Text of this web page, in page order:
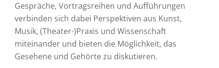
Gespräche, Vortragsreihen und Aufführungen
verbinden sich dabei Perspektiven aus Kunst,
Musik, (Theater-)Praxis und Wissenschaft
miteinander und bieten die Möglichkeit, das
Gesehene und Gehörte zu diskutieren.